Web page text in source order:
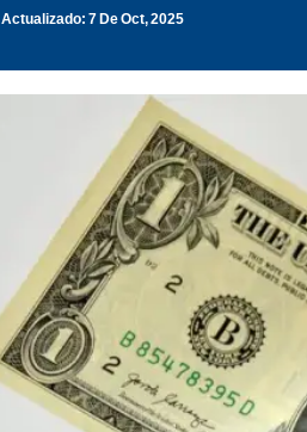
Actualizado: 7 De Oct, 2025